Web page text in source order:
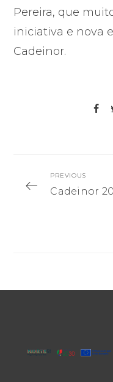
Pereira, que
iniciativa e nova
Cadeinor.
PREVIOUS
Cadeinor